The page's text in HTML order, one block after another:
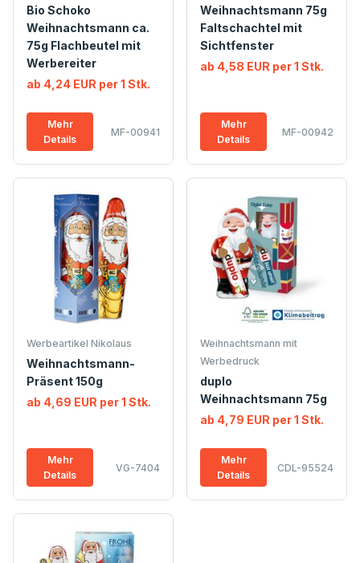
Bio Schoko
Weihnachtsmann ca.
75g Flachbeutel mit
Werbereiter
ab 4,24 EUR per 1 Stk.
Mehr
Details
MF-00941
Weihnachtsmann 75g
Faltschachtel mit
Sichtfenster
ab 4,58 EUR per 1 Stk.
Mehr
Details
MF-00942
Werbeartikel Nikolaus
Weihnachtsmann-
Präsent 150g
ab 4,69 EUR per 1 Stk.
Mehr
Details
VG-7404
Weihnachtsmann mit
Werbedruck
duplo
Weihnachtsmann 75g
ab 4,79 EUR per 1 Stk.
Mehr
Details
CDL-95524